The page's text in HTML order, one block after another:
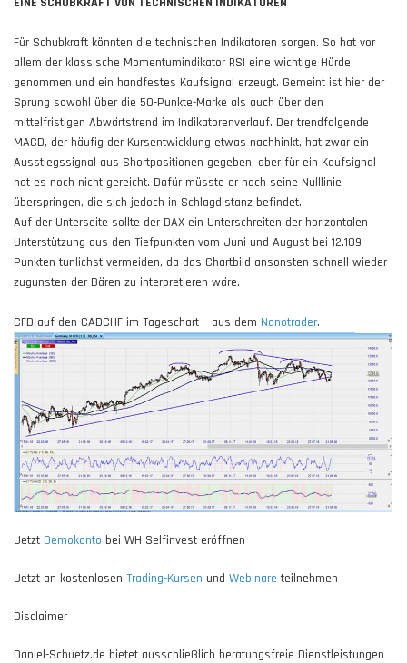
Für Schubkraft könnten die technischen Indikatoren sorgen. So hat vor
allem der klassische Momentumindikator RSI eine wichtige Hürde
genommen und ein handfestes Kaufsignal erzeugt. Gemeint ist hier der
Sprung sowohl über die 50-Punkte-Marke als auch über den
mittelfristigen Abwärtstrend im Indikatorenverlauf. Der trendfolgende
MACD, der häufig der Kursentwicklung etwas nachhinkt, hat zwar ein
Ausstiegssignal aus Shortpositionen gegeben, aber für ein Kaufsignal
hat es noch nicht gereicht. Dafür müsste er noch seine Nulllinie
überspringen, die sich jedoch in Schlagdistanz befindet.
Auf der Unterseite sollte der DAX ein Unterschreiten der horizontalen
Unterstützung aus den Tiefpunkten vom Juni und August bei 12.109
Punkten tunlichst vermeiden, da das Chartbild ansonsten schnell wieder
zugunsten der Bären zu interpretieren wäre.
CFD auf den CADCHF im Tageschart – aus dem Nanotrader.
Jetzt Demokonto bei WH Selfinvest eröffnen
Jetzt an kostenlosen Trading-Kursen und Webinare teilnehmen
Disclaimer
Daniel-Schuetz.de bietet ausschließlich beratungsfreie Dienstleistungen